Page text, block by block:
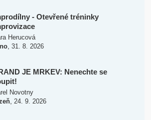
- Otevřené tréninky
Herucová
, 31. 8. 2026
JE MRKEV: Nenechte se
Novotny
, 24. 9. 2026